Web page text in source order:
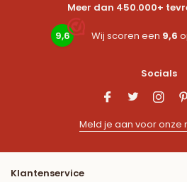
Meer dan 450.000+
9,6 Wij scoren een 9,6
Socials
Meld je aan voor onze
Klantenservice